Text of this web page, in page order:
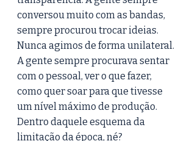
conversou muito com as bandas,
sempre procurou trocar ideias.
Nunca agimos de forma unilateral.
A gente sempre procurava sentar
com o pessoal, ver o que fazer,
como quer soar para que tivesse
um nível máximo de produção.
Dentro daquele esquema da
limitação da época, né?